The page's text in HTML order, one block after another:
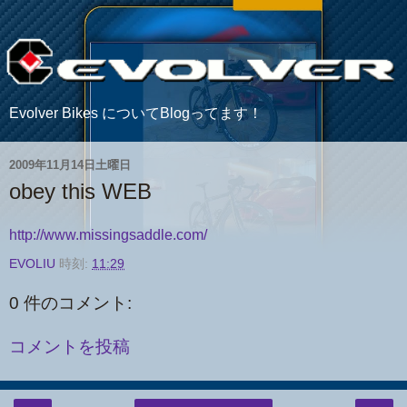
Evolver Bikes についてBlogってます！
2009年11月14日土曜日
obey this WEB
http://www.missingsaddle.com/
EVOLIU 時刻: 11:29
0 件のコメント:
コメントを投稿